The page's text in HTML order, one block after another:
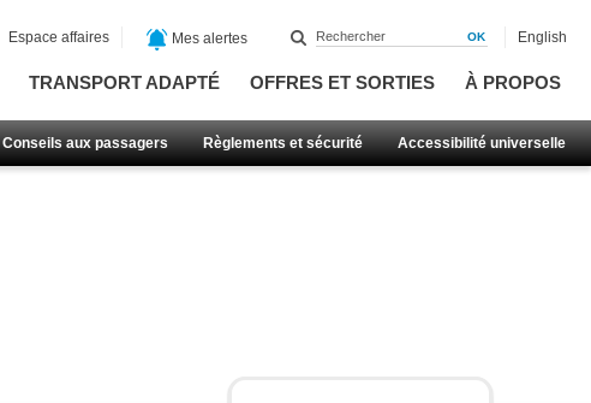
TRANSPORT ADAPTÉ OFFRES ET SORTIES À PROPOS
Conseils aux passagers Règlements et sécurité Accessibilité universelle
Espace affaires Mes alertes English